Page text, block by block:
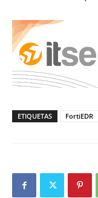
ETIQUETAS FortiEDR